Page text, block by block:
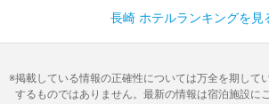
長崎 ホテルランキングを見
掲載している情報の正確性については万全を期して
するものではありません。最新の情報は宿泊施設に